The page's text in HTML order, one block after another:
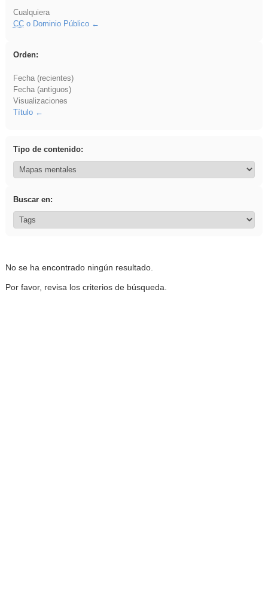
Cualquiera
CCo Dominio Público
Orden:
Fecha (recientes)
Fecha (antiguos)
Visualizaciones
Título
Tipo de contenido:
Buscar en:
No se ha encontrado ningún resultado.
Por favor, revisa los criterios de búsqueda.